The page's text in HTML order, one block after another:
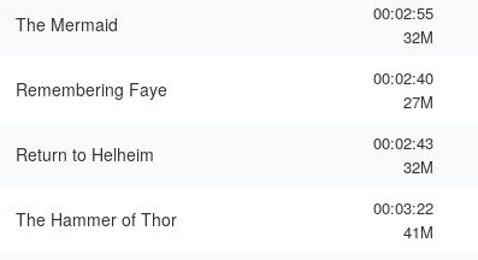
The Mermaid
00:02:55
32M
Remembering Faye
00:02:40
27M
Return to Helheim
00:02:43
32M
The Hammer of Thor
00:03:22
41M